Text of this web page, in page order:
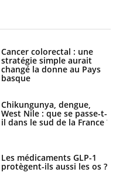
Cancer colorectal : une
stratégie simple aurait
changé la donne au Pays
basque
Chikungunya, dengue,
West Nile : que se passe-t-
il dans le sud de la France ?
Les médicaments GLP-1
protègent-ils aussi les os ?